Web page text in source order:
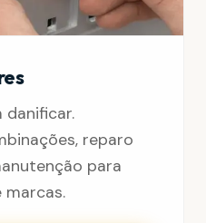
danificar.
reparo
para